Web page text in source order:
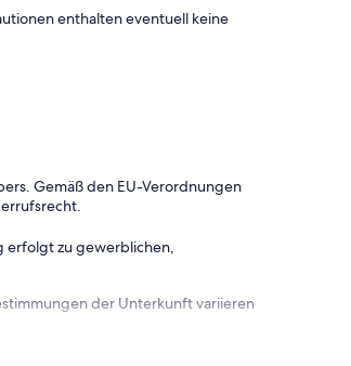
enthalten eventuell keine
Gemäß den EU-Verordnungen
erfolgt zu gewerblichen,
der Unterkunft variieren